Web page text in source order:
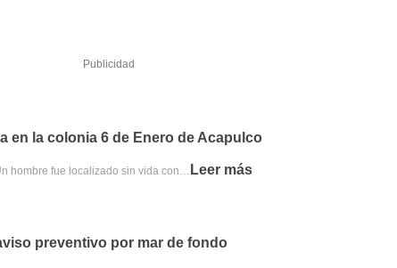
Publicidad
en la colonia 6 de Enero de Acapulco
hombre fue localizado sin vida con… Leer más
preventivo por mar de fondo